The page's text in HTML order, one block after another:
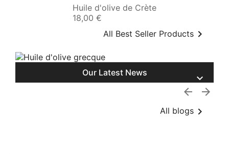
Huile d'olive de Crète
18,00 €
All Best Seller Products 
Our Latest News



All blogs 